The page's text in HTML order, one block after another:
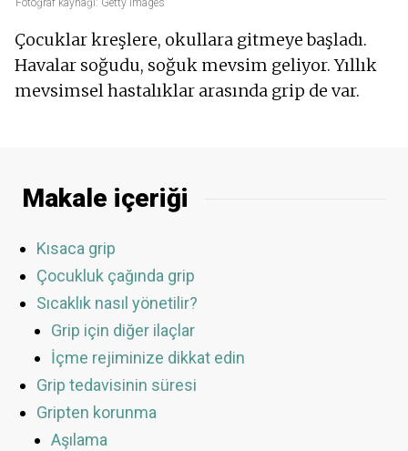
Fotoğraf kaynağı: Getty images
Çocuklar kreşlere, okullara gitmeye başladı.
Havalar soğudu, soğuk mevsim geliyor. Yıllık
mevsimsel hastalıklar arasında grip de var.
Makale içeriği
Kısaca grip
Çocukluk çağında grip
Sıcaklık nasıl yönetilir?
Grip için diğer ilaçlar
İçme rejiminize dikkat edin
Grip tedavisinin süresi
Gripten korunma
Aşılama